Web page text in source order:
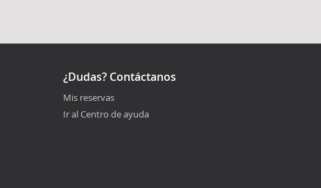
¿Dudas? Contáctanos
Mis reservas
Ir al Centro de ayuda